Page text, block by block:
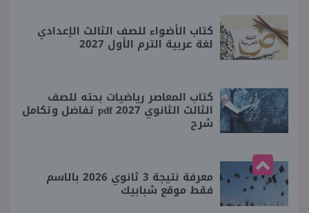
كتاب الأضواء للصف الثالث الإعدادي
لغة عربية الترم الأول 2027
كتاب المعاصر رياضيات بحته للصف
الثالث الثانوي 2027 pdf تفاضل وتكامل
شرح
معرفة نتيجة 3 ثانوي 2026 بالاسم
فقط موقع شبابيك